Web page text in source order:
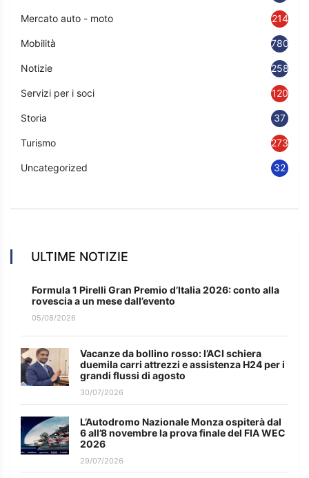
Mercato auto - moto 214
Mobilità 780
Notizie 2583
Servizi per i soci 120
Storia 37
Turismo 273
Uncategorized 32
ULTIME NOTIZIE
Formula 1 Pirelli Gran Premio d’Italia 2026: conto alla
rovescia a un mese dall’evento
05/08/2026
Vacanze da bollino rosso: l’ACI schiera
duemila carri attrezzi e assistenza H24 per i
grandi flussi di agosto
30/07/2026
L’Autodromo Nazionale Monza ospiterà dal
6 all’8 novembre la prova finale del FIA WEC
2026
29/07/2026